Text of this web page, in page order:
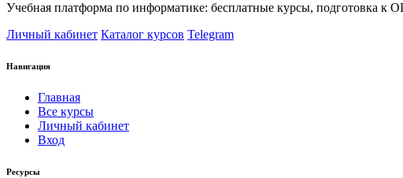
Учебная платформа по информатике: бесплатные курсы, подготовка к
Личный кабинет Каталог курсов Telegram
Навигация
Главная
Все курсы
Личный кабинет
Вход
Ресурсы